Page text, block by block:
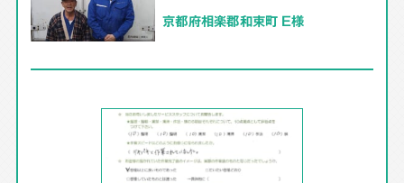
京都府相楽郡和束町 E様